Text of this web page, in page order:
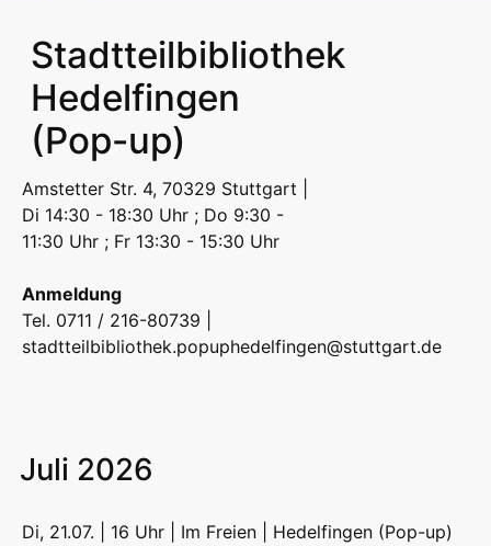
Stadtteilbibliothek
Hedelfingen
(Pop-up)
Amstetter Str. 4, 70329 Stuttgart |
Di 14:30 - 18:30 Uhr ; Do 9:30 -
11:30 Uhr ; Fr 13:30 - 15:30 Uhr
Anmeldung
Tel. 0711 / 216-80739 |
stadtteilbibliothek.popuphedelfingen@stuttgart.de
Juli 2026
Di, 21.07. | 16 Uhr | Im Freien | Hedelfingen (Pop-up)